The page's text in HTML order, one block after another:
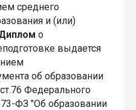
среднего
и (или)
о
выдается
об образовании
Федерального
ФЗ "Об образовании